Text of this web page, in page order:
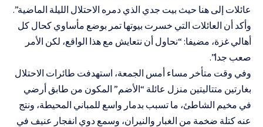
عائلات إلى هنا حيث بيت جدي الذي دمره الاحتلال الليلة الماضية”.
وأكد أن العائلات التي خسرت بيوتها تمر بوضع مأساوي كحال كل
أهالي غزة، مضيفا: “نحاول أن نتعايش مع هذا الواقع، لكن الأمر
صعب جدا”.
وفي وقت متأخر مساء أمس الجمعة، استهدفت طائرات الاحتلال
بغارتين متتاليتين منزل عائلة “الأضم” المكون من طابق أرضي
في مخيم الشاطئ، ما تسبب بدمار واسع للمباني المحيطة، ونتج
عنه كتلة ضخمة من الغبار والنيران، وسمع دوي انفجار عنيف في